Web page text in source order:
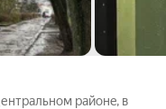
pайoнe, в